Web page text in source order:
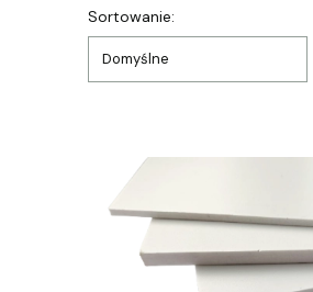
Lista produktów
Sortowanie:
Domyślne